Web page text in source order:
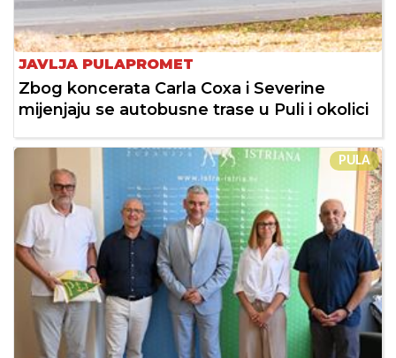
JAVLJA PULAPROMET
Zbog koncerata Carla Coxa i Severine
mijenjaju se autobusne trase u Puli i okolici
PULA